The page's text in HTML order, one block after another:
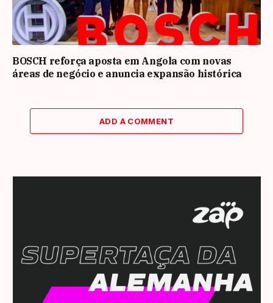
BOSCH reforça aposta em Angola com novas
áreas de negócio e anuncia expansão histórica
ADD A COMMENT